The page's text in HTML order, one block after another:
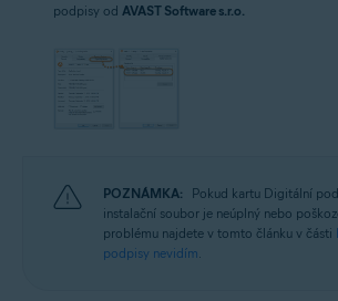
podpisy od AVAST Software s.r.o.
POZNÁMKA:
Pokud kartu Digitální
instalační soubor je neúplný nebo
problému najdete v tomto článku v části
podpisy nevidím.